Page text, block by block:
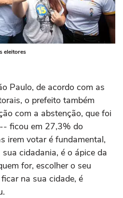
eleitores
Paulo, de acordo com as
o prefeito também
com a abstenção, que foi
ficou em 27,3% do
irem votar é fundamental,
cidadania, é o ápice da
for, escolher o seu
na sua cidade, é